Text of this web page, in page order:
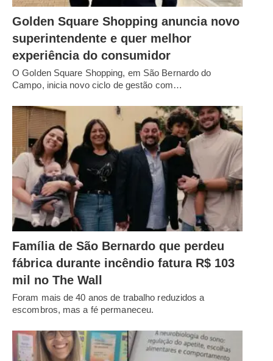
Golden Square Shopping anuncia novo
superintendente e quer melhor
experiência do consumidor
O Golden Square Shopping, em São Bernardo do
Campo, inicia novo ciclo de gestão com…
Família de São Bernardo que perdeu
fábrica durante incêndio fatura R$ 103
mil no The Wall
Foram mais de 40 anos de trabalho reduzidos a
escombros, mas a fé permaneceu.